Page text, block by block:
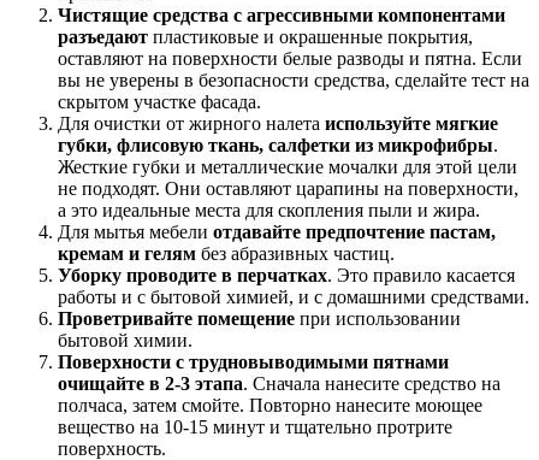
Чистящие средства с агрессивными компонентами
разъедают пластиковые и окрашенные покрытия,
оставляют на поверхности белые разводы и пятна. Если
вы не уверены в безопасности средства, сделайте тест на
скрытом участке фасада.
Для очистки от жирного налета используйте мягкие
губки, флисовую ткань, салфетки из микрофибры.
Жесткие губки и металлические мочалки для этой цели
не подходят. Они оставляют царапины на поверхности,
а это идеальные места для скопления пыли и жира.
Для мытья мебели отдавайте предпочтение пастам,
кремам и гелям без абразивных частиц.
Уборку проводите в перчатках. Это правило касается
работы и с бытовой химией, и с домашними средствами.
Проветривайте помещение при использовании
бытовой химии.
Поверхности с трудновыводимыми пятнами
очищайте в 2-3 этапа. Сначала нанесите средство на
полчаса, затем смойте. Повторно нанесите моющее
вещество на 10-15 минут и тщательно протрите
поверхность.